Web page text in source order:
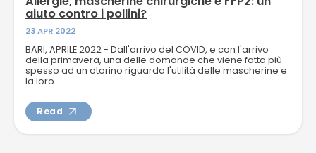
aiuto contro i pollini?
23 APR 2022
BARI, APRILE 2022 - Dall'arrivo del COVID, e con l'arrivo
della primavera, una delle domande che viene fatta più
spesso ad un otorino riguarda l'utilità delle mascherine e
la loro...
Read